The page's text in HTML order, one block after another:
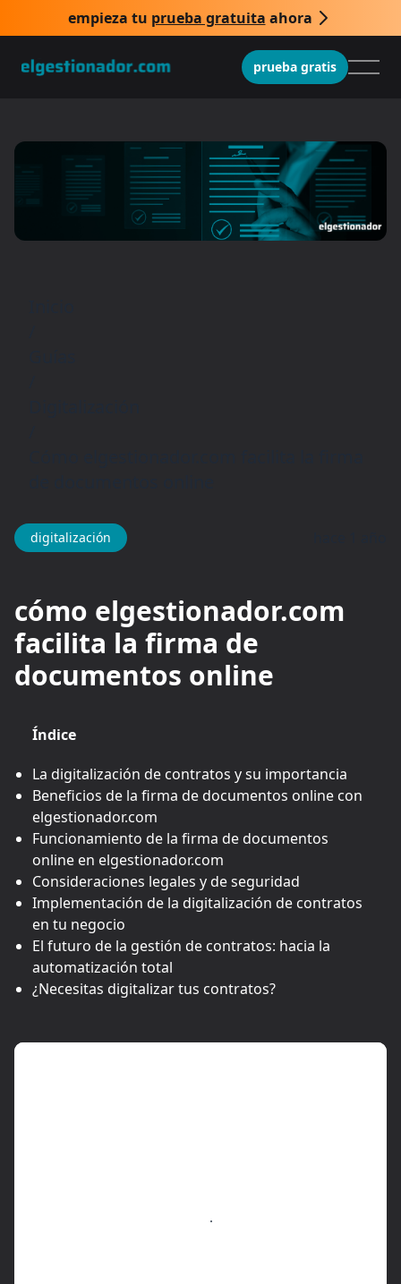
empieza tu prueba gratuita ahora
prueba gratis
digitalización
cómo elgestionador.com
facilita la firma de
documentos online
Índice
La digitalización de contratos y su importancia
Beneficios de la firma de documentos online con
elgestionador.com
Funcionamiento de la firma de documentos
online en elgestionador.com
Consideraciones legales y de seguridad
Implementación de la digitalización de contratos
en tu negocio
El futuro de la gestión de contratos: hacia la
automatización total
¿Necesitas digitalizar tus contratos?